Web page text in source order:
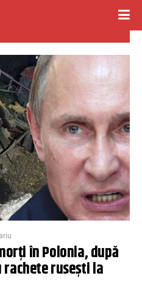
în Polonia, după
rusești la